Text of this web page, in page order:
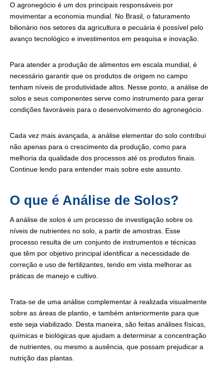
O agronegócio é um dos principais responsáveis por
movimentar a economia mundial. No Brasil, o faturamento
bilionário nos setores da agricultura e pecuária é possível pelo
avanço tecnológico e investimentos em pesquisa e inovação.
Para atender a produção de alimentos em escala mundial, é
necessário garantir que os produtos de origem no campo
tenham níveis de produtividade altos. Nesse ponto, a análise de
solos e seus componentes serve como instrumento para gerar
condições favoráveis para o desenvolvimento do agronegócio.
Cada vez mais avançada, a análise elementar do solo contribui
não apenas para o crescimento da produção, como para
melhoria da qualidade dos processos até os produtos finais.
Continue lendo para entender mais sobre este assunto.
O que é Análise de Solos?
A análise de solos é um processo de investigação sobre os
níveis de nutrientes no solo, a partir de amostras. Esse
processo resulta de um conjunto de instrumentos e técnicas
que têm por objetivo principal identificar a necessidade de
correção e uso de fertilizantes, tendo em vista melhorar as
práticas de manejo e cultivo.
Trata-se de uma análise complementar à realizada visualmente
sobre as áreas de plantio, e também anteriormente para que
este seja viabilizado. Desta maneira, são feitas análises físicas,
químicas e biológicas que ajudam a determinar a concentração
de nutrientes, ou mesmo a ausência, que possam prejudicar a
nutrição das plantas.